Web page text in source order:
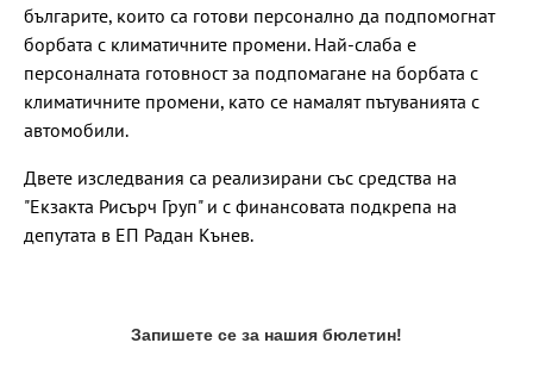
българите, които са готови персонално да подпомогнат
борбата с климатичните промени. Най-слаба е
персоналната готовност за подпомагане на борбата с
климатичните промени, като се намалят пътуванията с
автомобили.
Двете изследвания са реализирани със средства на
"Екзакта Рисърч Груп" и с финансовата подкрепа на
депутата в ЕП Радан Кънев.